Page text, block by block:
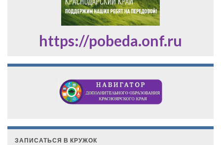
https://pobeda.onf.ru
ЗАПИСАТЬСЯ В КРУЖОК